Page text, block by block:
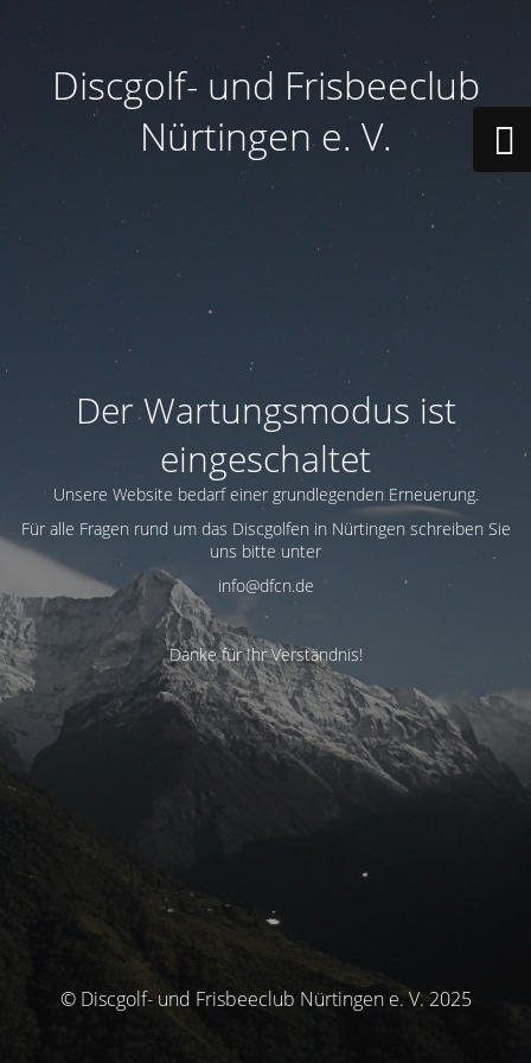
Discgolf- und Frisbeeclub
Nürtingen e. V.
Der Wartungsmodus ist
eingeschaltet
Unsere Website bedarf einer grundlegenden Erneuerung.
Für alle Fragen rund um das Discgolfen in Nürtingen schreiben Sie
uns bitte unter
info@dfcn.de
Danke für Ihr Verständnis!
© Discgolf- und Frisbeeclub Nürtingen e. V. 2025